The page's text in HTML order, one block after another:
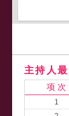
主持人
项 次
1